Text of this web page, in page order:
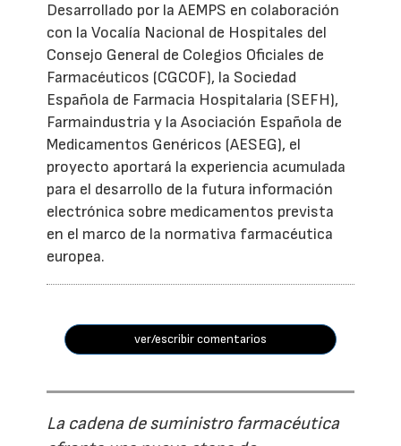
Desarrollado por la AEMPS en colaboración
con la Vocalía Nacional de Hospitales del
Consejo General de Colegios Oficiales de
Farmacéuticos (CGCOF), la Sociedad
Española de Farmacia Hospitalaria (SEFH),
Farmaindustria y la Asociación Española de
Medicamentos Genéricos (AESEG), el
proyecto aportará la experiencia acumulada
para el desarrollo de la futura información
electrónica sobre medicamentos prevista
en el marco de la normativa farmacéutica
europea.
ver/escribir comentarios
La cadena de suministro farmacéutica